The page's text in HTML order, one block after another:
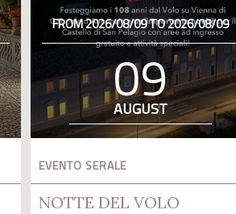
FROM 2026/08/09 TO 2026/08/09
09
AUGUST
EVENTO SERALE
NOTTE DEL VOLO